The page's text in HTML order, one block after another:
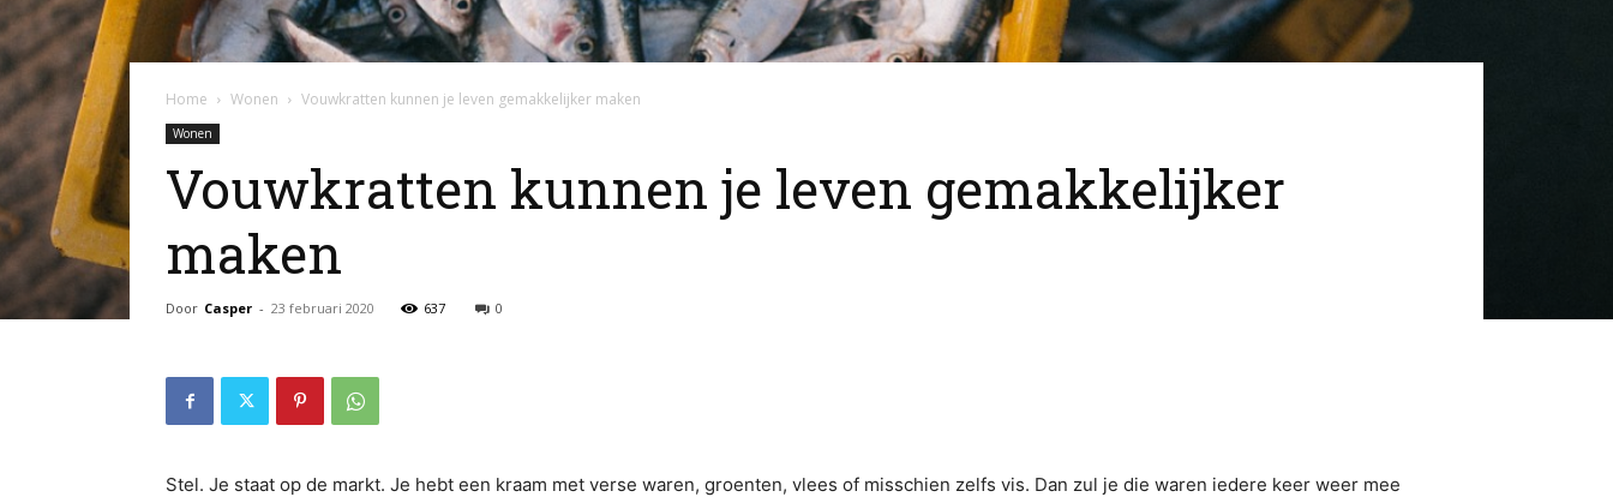
Home Wonen Vouwkratten kunnen je leven gemakkelijker maken
Wonen
Vouwkratten kunnen je leven gemakkelijker
maken
Door Casper - 23 februari 2020 637 0
Stel. Je staat op de markt. Je hebt een kraam met verse waren, groenten, vlees of misschien zelfs vis. Dan zul je die waren iedere keer weer mee